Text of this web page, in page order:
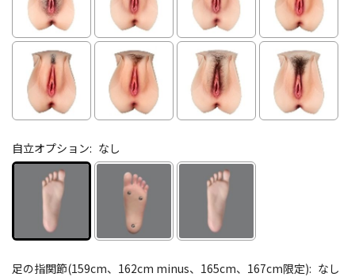
自立オプション: なし
足の指関節(159cm、162cm minus、165cm、167cm限定): なし